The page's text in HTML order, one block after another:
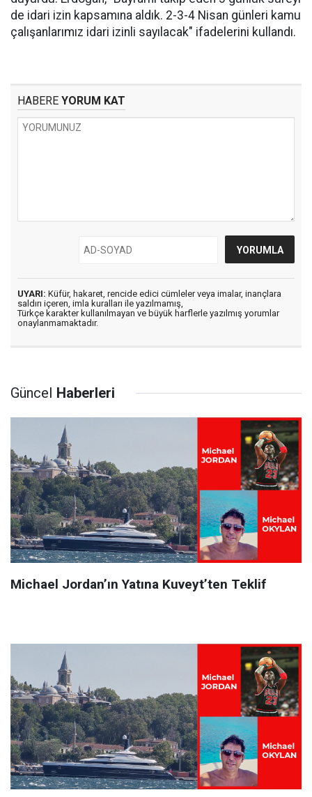
de idari izin kapsamına aldık. 2-3-4 Nisan günleri kamu
çalışanlarımız idari izinli sayılacak" ifadelerini kullandı.
HABERE YORUM KAT
UYARI: Küfür, hakaret, rencide edici cümleler veya imalar, inançlara
saldırı içeren, imla kuralları ile yazılmamış,
Türkçe karakter kullanılmayan ve büyük harflerle yazılmış yorumlar
onaylanmamaktadır.
Güncel Haberleri
Michael Jordan’ın Yatına Kuveyt’ten Teklif